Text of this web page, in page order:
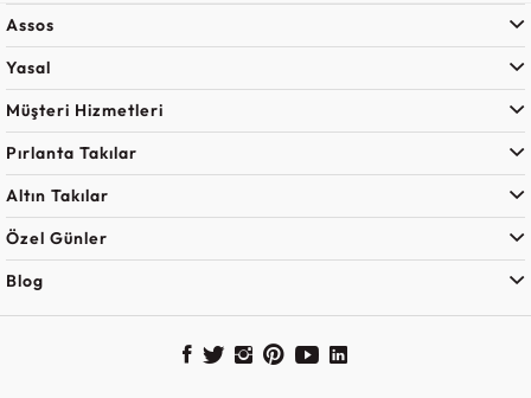
Assos
Yasal
Müşteri Hizmetleri
Pırlanta Takılar
Altın Takılar
Özel Günler
Blog